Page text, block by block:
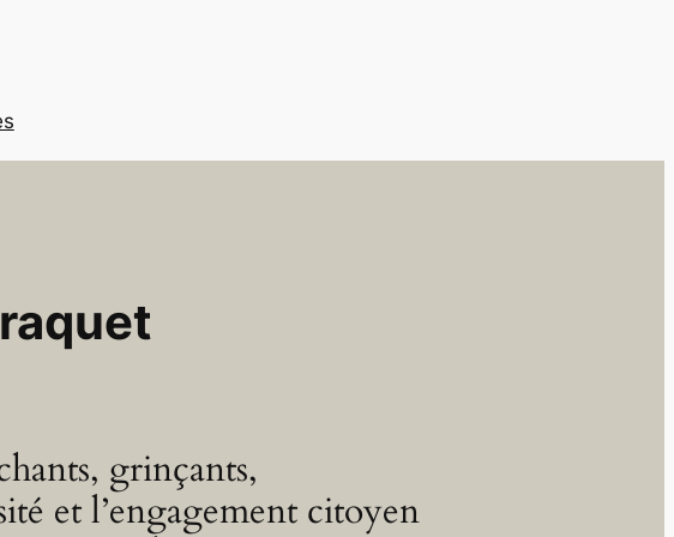
grinçants,
et l’engagement citoyen